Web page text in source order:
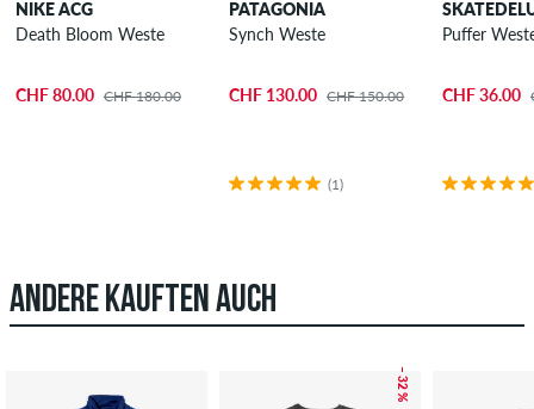
NIKE ACG
Death Bloom Weste
CHF 80.00 CHF 180.00
PATAGONIA
Synch Weste
CHF 130.00 CHF 150.00
(1)
Puffer
CHF 36.00
ANDERE KAUFTEN AUCH
– 32 %